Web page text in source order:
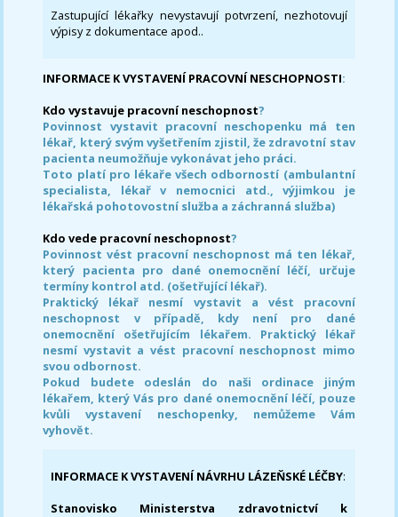
Zastupující lékařky nevystavují potvrzení, nezhotovují
výpisy z dokumentace apod..
INFORMACE K VYSTAVENÍ PRACOVNÍ NESCHOPNOSTI:
Kdo vystavuje pracovní neschopnost?
Povinnost vystavit pracovní neschopenku má ten
lékař, který svým vyšetřením zjistil, že zdravotní stav
pacienta neumožňuje vykonávat jeho práci.
Toto platí pro lékaře všech odborností (ambulantní
specialista, lékař v nemocnici atd., výjimkou je
lékařská pohotovostní služba a záchranná služba)
Kdo vede pracovní neschopnost?
Povinnost vést pracovní neschopnost má ten lékař,
který pacienta pro dané onemocnění léčí, určuje
termíny kontrol atd. (ošetřující lékař).
Praktický lékař nesmí vystavit a vést pracovní
neschopnost v případě, kdy není pro dané
onemocnění ošetřujícím lékařem. Praktický lékař
nesmí vystavit a vést pracovní neschopnost mimo
svou odbornost.
Pokud budete odeslán do naši ordinace jiným
lékařem, který Vás pro dané onemocnění léčí, pouze
kvůli vystavení neschopenky, nemůžeme Vám
vyhovět.
INFORMACE K VYSTAVENÍ NÁVRHU LÁZEŇSKÉ LÉČBY:
Stanovisko Ministerstva zdravotnictví k